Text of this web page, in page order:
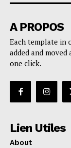
A PROPOS
Each template in
added and
one click.
Lien Utiles
About